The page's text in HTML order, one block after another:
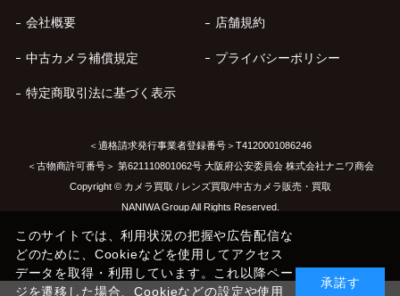
会社概要 店舗規約
中古カメラ補償規定 プライバシーポリシー
特定商取引法に基づく表示
＜適格請求発行事業者登録番号＞T4120001086246
＜古物商許可番号＞ 第621110801062号 大阪府公安委員会 株式会社ナニワ商会
Copyright © カメラ買取 / レンズ買取/中古カメラ販売・買取
NANIWA Group All Rights Reserved.
このサイトでは、利用状況の把握や広告配信な
どのために、Cookieなどを使用してアクセス
データを取得・利用しています。これ以降ペー
ジを遷移した場合、Cookieなどの設定や使用
承諾す